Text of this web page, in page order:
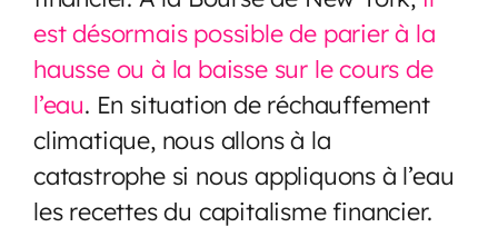
est désormais possible de parier à la
hausse ou à la baisse sur le cours de
l’eau. En situation de réchauffement
climatique, nous allons à la
catastrophe si nous appliquons à l’eau
les recettes du capitalisme financier.